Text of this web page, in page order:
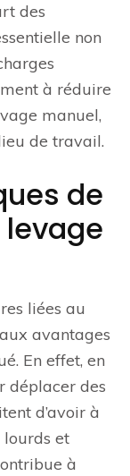
des
non
à réduire
manuel,
de travail.
de
liées au
avantages
En effet, en
déplacer des
d’avoir à
lourds et
à